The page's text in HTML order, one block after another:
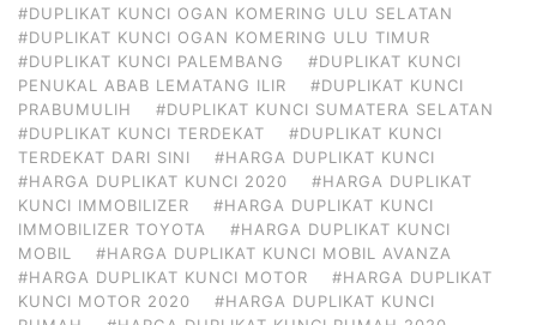
#DUPLIKAT KUNCI OGAN KOMERING ULU SELATAN
#DUPLIKAT KUNCI OGAN KOMERING ULU TIMUR
#DUPLIKAT KUNCI PALEMBANG
#DUPLIKAT KUNCI
PENUKAL ABAB LEMATANG ILIR
#DUPLIKAT KUNCI
PRABUMULIH
#DUPLIKAT KUNCI SUMATERA SELATAN
#DUPLIKAT KUNCI TERDEKAT
#DUPLIKAT KUNCI
TERDEKAT DARI SINI
#HARGA DUPLIKAT KUNCI
#HARGA DUPLIKAT KUNCI 2020
#HARGA DUPLIKAT
KUNCI IMMOBILIZER
#HARGA DUPLIKAT KUNCI
IMMOBILIZER TOYOTA
#HARGA DUPLIKAT KUNCI
MOBIL
#HARGA DUPLIKAT KUNCI MOBIL AVANZA
#HARGA DUPLIKAT KUNCI MOTOR
#HARGA DUPLIKAT
KUNCI MOTOR 2020
#HARGA DUPLIKAT KUNCI